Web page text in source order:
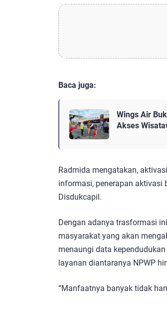
Baca juga:
Wings Air
Akses
Radmida mengatakan,
informasi, penerapan
Disdukcapil.
Dengan adanya trasformasi
masyarakat yang akan
menaungi data
layanan diantaranya NPWP
“Manfaatnya banyak tidak